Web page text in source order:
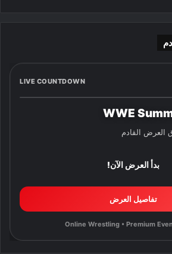
LIVE COUNTDOWN
WWE
العرض القادم
بدأ العرض الآن!
تفاصيل العرض
Online Wrestling • Premium